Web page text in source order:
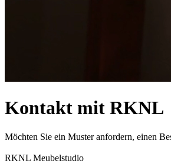
Kontakt mit RKNL
Möchten Sie ein Muster anfordern, einen
RKNL Meubelstudio